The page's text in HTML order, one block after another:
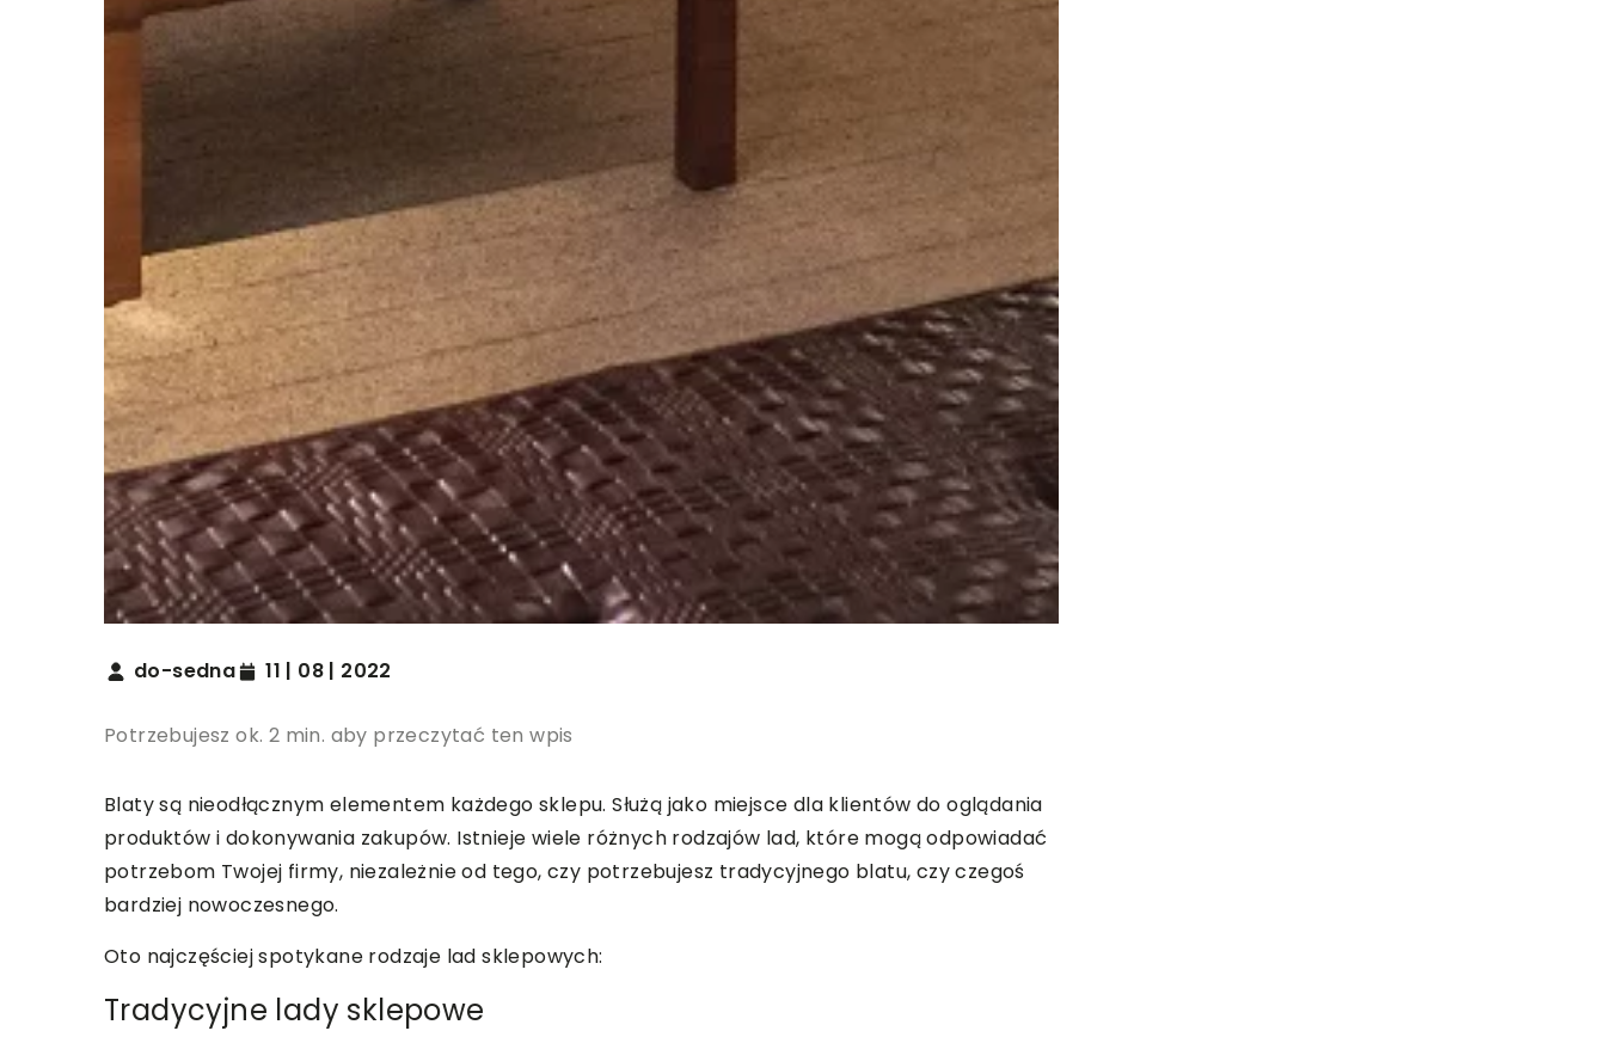
do-sedna 11 | 08 | 2022
Potrzebujesz ok. 2 min. aby przeczytać ten wpis
Blaty są nieodłącznym elementem każdego sklepu. Służą jako miejsce dla klientów do oglądania
produktów i dokonywania zakupów. Istnieje wiele różnych rodzajów lad, które mogą odpowiadać
potrzebom Twojej firmy, niezależnie od tego, czy potrzebujesz tradycyjnego blatu, czy czegoś
bardziej nowoczesnego.
Oto najczęściej spotykane rodzaje lad sklepowych:
Tradycyjne lady sklepowe